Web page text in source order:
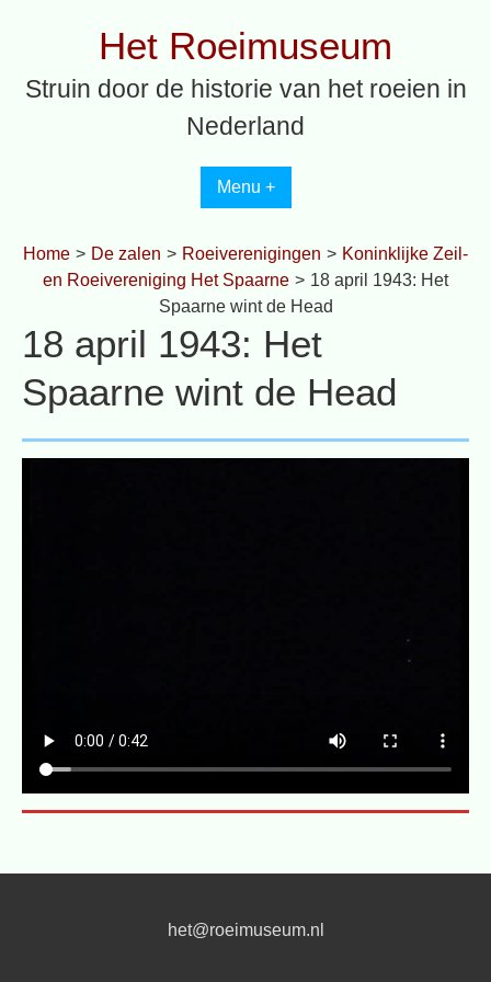
Het Roeimuseum
Struin door de historie van het roeien in
Nederland
Menu +
Home > De zalen > Roeiverenigingen > Koninklijke Zeil-
en Roeivereniging Het Spaarne > 18 april 1943: Het
Spaarne wint de Head
18 april 1943: Het
Spaarne wint de Head
het@roeimuseum.nl